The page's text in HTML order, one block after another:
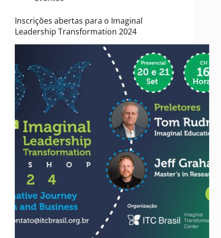
Inscrições abertas para o Imaginal
Leadership Transformation 2024